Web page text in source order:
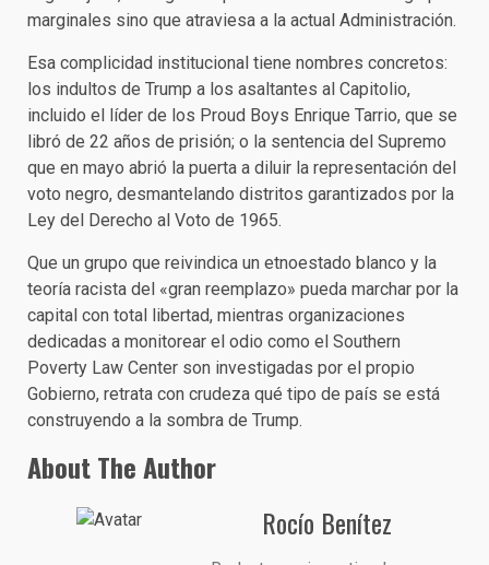
marginales sino que atraviesa a la actual Administración.
Esa complicidad institucional tiene nombres concretos:
los indultos de Trump a los asaltantes al Capitolio,
incluido el líder de los Proud Boys Enrique Tarrio, que se
libró de 22 años de prisión; o la sentencia del Supremo
que en mayo abrió la puerta a diluir la representación del
voto negro, desmantelando distritos garantizados por la
Ley del Derecho al Voto de 1965.
Que un grupo que reivindica un etnoestado blanco y la
teoría racista del «gran reemplazo» pueda marchar por la
capital con total libertad, mientras organizaciones
dedicadas a monitorear el odio como el Southern
Poverty Law Center son investigadas por el propio
Gobierno, retrata con crudeza qué tipo de país se está
construyendo a la sombra de Trump.
About The Author
Rocío Benítez